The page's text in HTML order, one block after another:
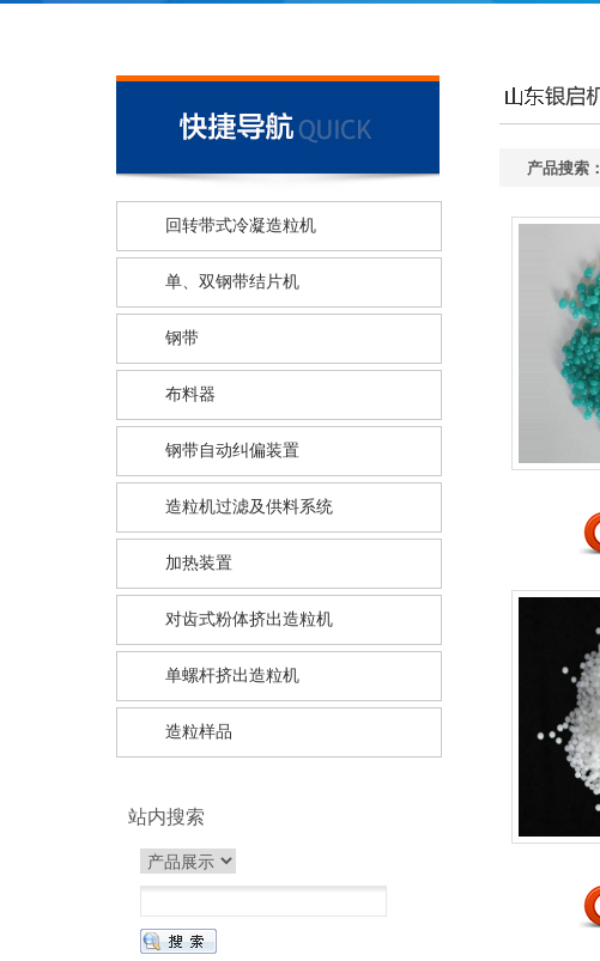
回转带式冷凝造粒机
单、双钢带结片机
钢带
布料器
钢带自动纠偏装置
造粒机过滤及供料系统
加热装置
对齿式粉体挤出造粒机
单螺杆挤出造粒机
造粒样品
站内搜索
产品搜索：